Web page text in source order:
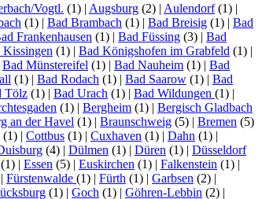
Vogtl. (1) | Augsburg (2) | Aulendorf(1) |
(1) | Bad Brambach (1) | Bad Breisig (1) | Bad
Frankenhausen (1) | Bad Füssing (3) | Bad
Kissingen (1) | Bad Königshofen im Grabfeld (1) |
Bad Münstereifel (1) | Bad Nauheim (1) | Bad
(1) | Bad Rodach (1) | Bad Saarow (1) | Bad
Tölz (1) | Bad Urach (1) | Bad Wildungen (1) |
(1) | Bergheim (1) | Bergisch Gladbach
an der Havel (1) | Braunschweig (5) | Bremen (5)
(1) | Cottbus (1) | Cuxhaven (1) | Dahn (1) |
(4) | Dülmen (1) | Düren (1) | Düsseldorf
(1) | Essen (5) | Euskirchen (1) | Falkenstein (1) |
| Fürstenwalde (1) | Fürth (1) | Garbsen (2) |
(1) | Goch (1) | Göhren-Lebbin (2) |